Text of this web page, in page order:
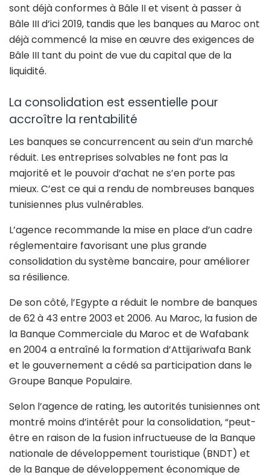
sont déjà conformes à Bâle II et visent à passer à
Bâle III d’ici 2019, tandis que les banques au Maroc ont
déjà commencé la mise en œuvre des exigences de
Bâle III tant du point de vue du capital que de la
liquidité.
La consolidation est essentielle pour
accroître la rentabilité
Les banques se concurrencent au sein d’un marché
réduit. Les entreprises solvables ne font pas la
majorité et le pouvoir d’achat ne s’en porte pas
mieux. C’est ce qui a rendu de nombreuses banques
tunisiennes plus vulnérables.
L’agence recommande la mise en place d’un cadre
réglementaire favorisant une plus grande
consolidation du système bancaire, pour améliorer
sa résilience.
De son côté, l’Egypte a réduit le nombre de banques
de 62 à 43 entre 2003 et 2006. Au Maroc, la fusion de
la Banque Commerciale du Maroc et de Wafabank
en 2004 a entraîné la formation d’Attijariwafa Bank
et le gouvernement a cédé sa participation dans le
Groupe Banque Populaire.
Selon l’agence de rating, les autorités tunisiennes ont
montré moins d’intérêt pour la consolidation, “peut-
être en raison de la fusion infructueuse de la Banque
nationale de développement touristique (BNDT) et
de la Banque de développement économique de